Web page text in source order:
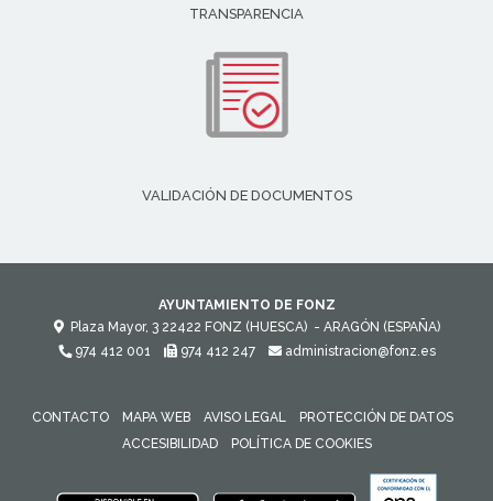
TRANSPARENCIA
VALIDACIÓN DE DOCUMENTOS
AYUNTAMIENTO DE FONZ
Plaza Mayor, 3 22422 FONZ (HUESCA) - ARAGÓN (ESPAÑA)
974 412 001
974 412 247 administracion@fonz.es
CONTACTO MAPA WEB AVISO LEGAL
PROTECCIÓN DE DATOS
ACCESIBILIDAD
POLÍTICA DE COOKIES